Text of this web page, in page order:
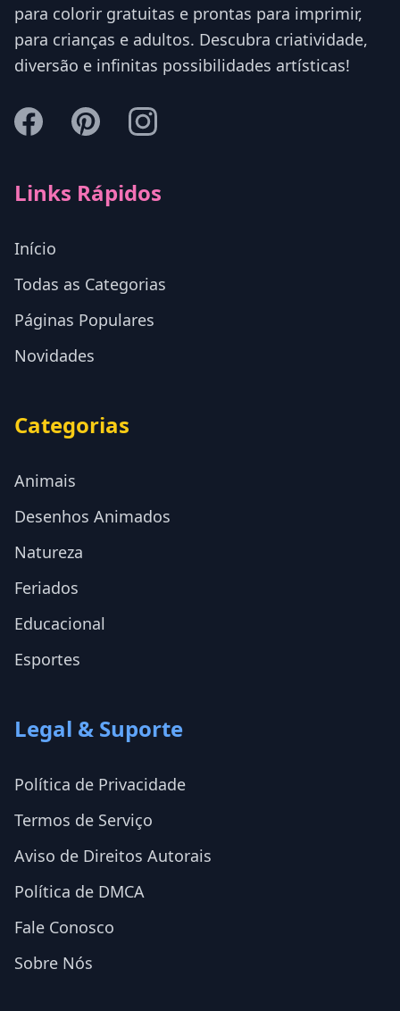
para colorir gratuitas e prontas para imprimir,
para crianças e adultos. Descubra criatividade,
diversão e infinitas possibilidades artísticas!
Links Rápidos
Início
Todas as Categorias
Páginas Populares
Novidades
Categorias
Animais
Desenhos Animados
Natureza
Feriados
Educacional
Esportes
Legal & Suporte
Política de Privacidade
Termos de Serviço
Aviso de Direitos Autorais
Política de DMCA
Fale Conosco
Sobre Nós